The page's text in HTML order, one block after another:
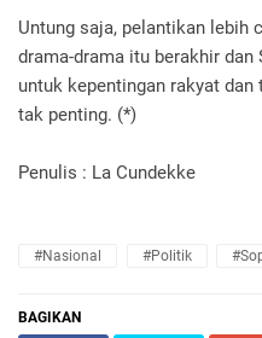
Untung saja, pelantikan lebih
drama-drama itu berakhir dan
untuk kepentingan rakyat
tak penting. (*)
Penulis : La Cundekke
#Nasional #Politik
BAGIKAN